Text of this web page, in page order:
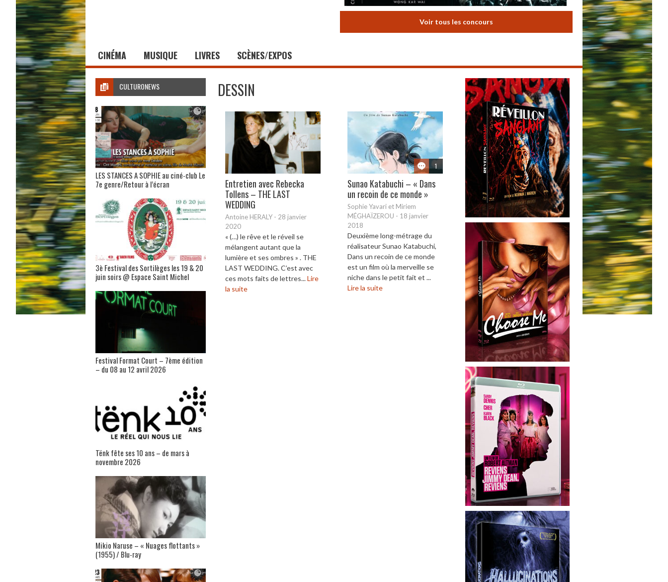
Voir tous les concours
CINÉMA MUSIQUE LIVRES SCÈNES/EXPOS
DESSIN
Entretien avec Rebecka
Tollens – THE LAST
WEDDING
Antoine HERALY - 28 janvier
2020
« (…) le rêve et le réveil se
mélangent autant que la
lumière et ses ombres » . THE
LAST WEDDING. C’est avec
ces mots faits de lettres...Lire
la suite
1
Sunao Katabuchi – « Dans
un recoin de ce monde »
Sophie Yavari et Miriem
MÉGHAÏZEROU - 18 janvier
2018
Deuxième long-métrage du
réalisateur Sunao Katabuchi,
Dans un recoin de ce monde
est un film où la merveille se
niche dans le petit fait et ...
Lire la suite
CULTURONEWS
LES STANCES A SOPHIE au ciné-club Le
7e genre/Retour à l’écran
3è Festival des Sortilèges les 19 & 20
juin soirs @ Espace Saint Michel
Festival Format Court – 7ème édition
– du 08 au 12 avril 2026
Tënk fête ses 10 ans – de mars à
novembre 2026
Mikio Naruse – « Nuages flottants »
(1955) / Blu-ray